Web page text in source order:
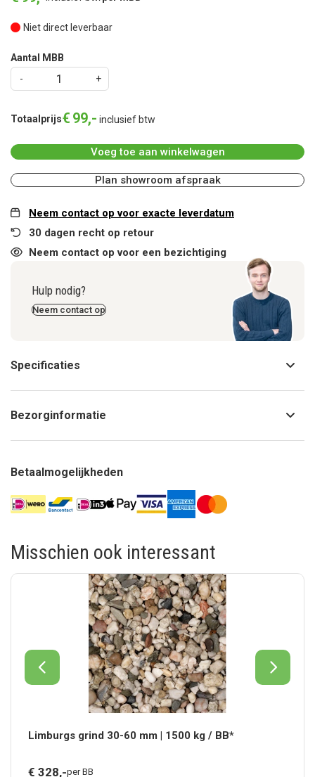
Niet direct leverbaar
Aantal MBB
Totaalprijs€ 99,- inclusief btw
Voeg toe aan winkelwagen
Plan showroom afspraak
Neem contact op voor exacte leverdatum
30 dagen recht op retour
Neem contact op voor een bezichtiging
Hulp nodig?
Neem contact op
Specificaties
Bezorginformatie
Betaalmogelijkheden
Misschien ook interessant
Limburgs grind 30-60 mm | 1500 kg / BB*
€ 328,-per BB